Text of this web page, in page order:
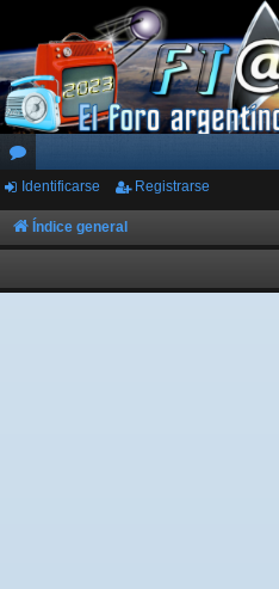
or
os
Identificarse Registrarse
Índice general